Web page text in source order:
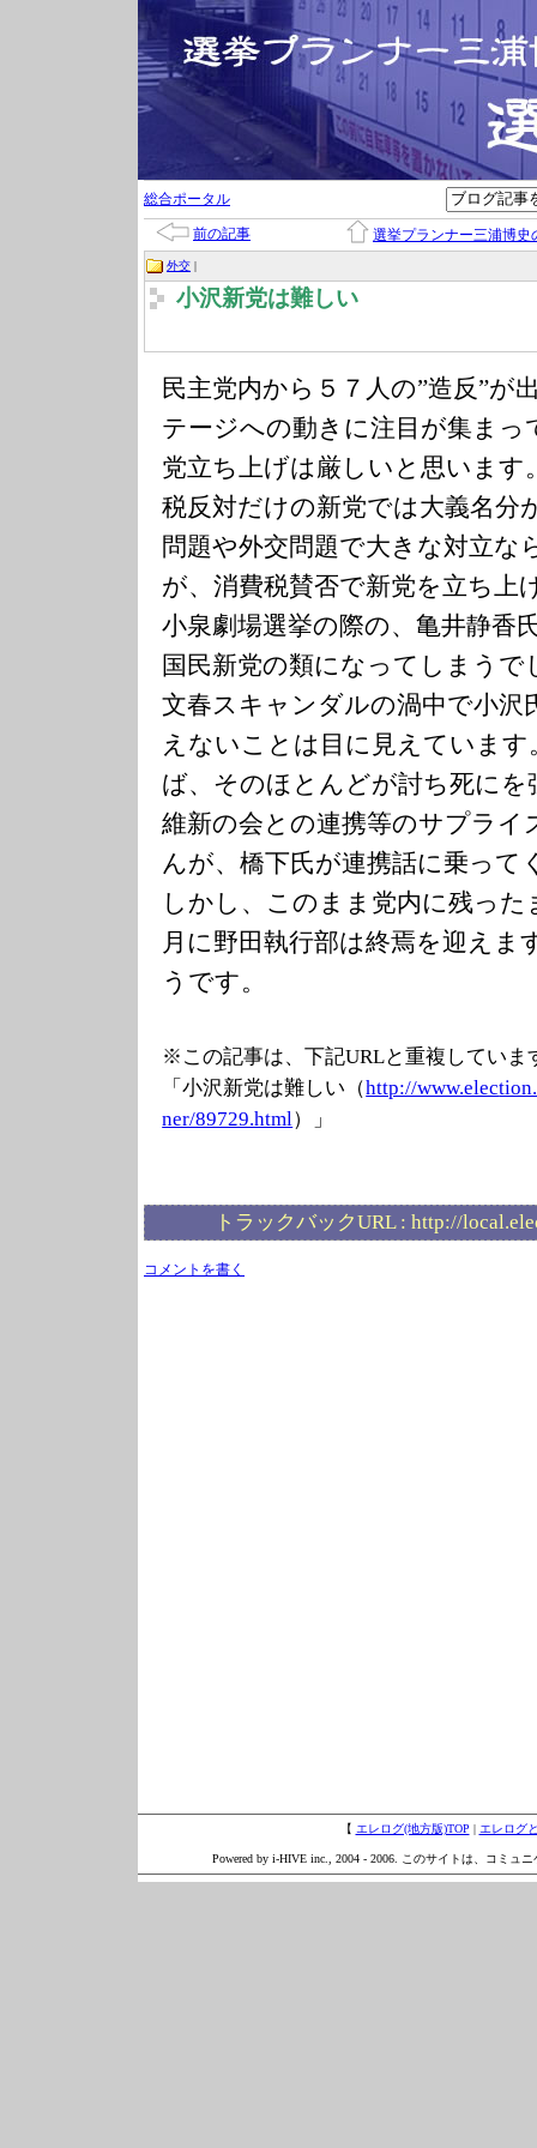
総合ポータル
前の記事 選挙プランナー三浦博史
外交 |
小沢新党は難しい
民主党内から５７人の”造反”が
テージへの動きに注目が集まっ
党立ち上げは厳しいと思います
税反対だけの新党では大義名分
問題や外交問題で大きな対立な
が、消費税賛否で新党を立ち上
小泉劇場選挙の際の、亀井静香
国民新党の類になってしまう
文春スキャンダルの渦中で小沢
えないことは目に見えています
ば、そのほとんどが討ち死に
維新の会との連携等のサプラ
んが、橋下氏が連携話に乗って
しかし、このまま党内に残っ
月に野田執行部は終焉を迎えま
うです。
※この記事は、下記URLと重複していま
「小沢新党は難しい（http://www.elec
ner/89729.html ）」
トラックバックURL : http://
コメントを書く
【 エレログ(地方版)TOP | エレログ
Powered by i-HIVE inc., 2004 - 2006. このサイトは、コミュ